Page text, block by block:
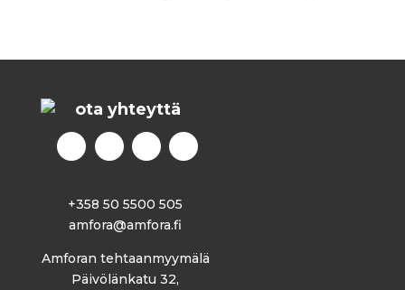
ota yhteyttä
+358 50 5500 505
amfora@amfora.fi
Amforan tehtaanmyymälä
Päivölänkatu 32,